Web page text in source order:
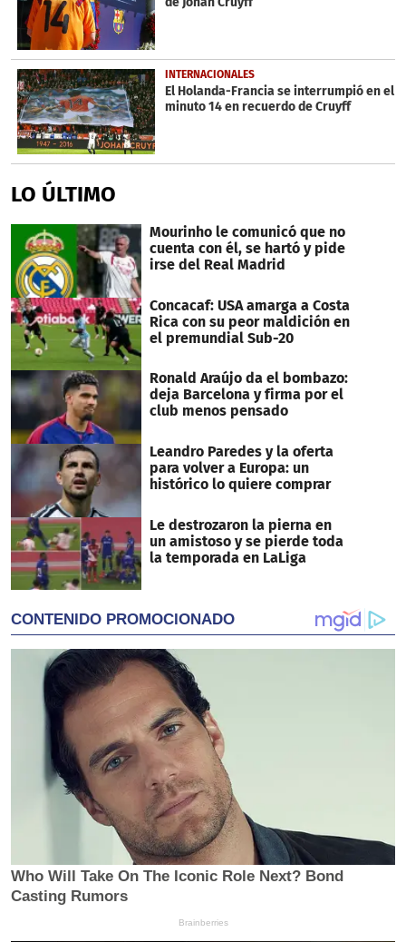
INTERNACIONALES
El Holanda-Francia se interrumpió en el
minuto 14 en recuerdo de Cruyff
LO ÚLTIMO
Mourinho le comunicó que no
cuenta con él, se hartó y pide
irse del Real Madrid
Concacaf: USA amarga a Costa
Rica con su peor maldición en
el premundial Sub-20
Ronald Araújo da el bombazo:
deja Barcelona y firma por el
club menos pensado
Leandro Paredes y la oferta
para volver a Europa: un
histórico lo quiere comprar
Le destrozaron la pierna en
un amistoso y se pierde toda
la temporada en LaLiga